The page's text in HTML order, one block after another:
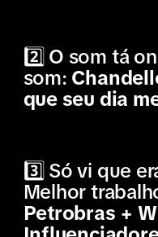
2️⃣ O som tá
som:
que seu dia
3️⃣ Só vi que
Melhor
Petrobras +